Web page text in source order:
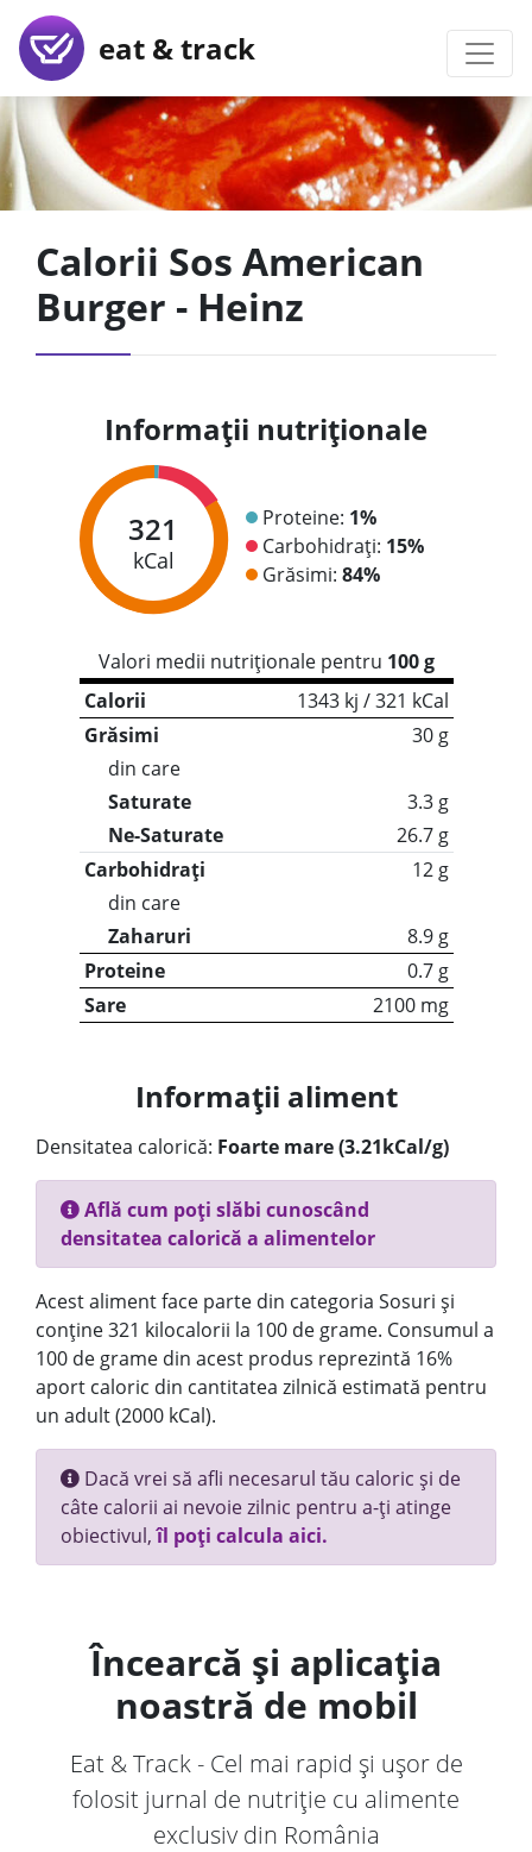
eat & track
Calorii Sos American
Burger - Heinz
Informații nutriționale
321
kCal
Proteine: 1%
Carbohidrați: 15%
Grăsimi: 84%
Valori medii nutriționale pentru 100 g
Calorii
1343 kj / 321 kCal
Grăsimi
30 g
din care
Saturate
3.3 g
Ne-Saturate
26.7 g
Carbohidrați
12 g
din care
Zaharuri
8.9 g
Proteine
0.7 g
Sare
2100 mg
Informații aliment
Densitatea calorică: Foarte mare (3.21kCal/g)
Află cum poți slăbi cunoscând
densitatea calorică a alimentelor
Acest aliment face parte din categoria Sosuri și
conține 321 kilocalorii la 100 de grame. Consumul a
100 de grame din acest produs reprezintă 16%
aport caloric din cantitatea zilnică estimată pentru
un adult (2000 kCal).
Dacă vrei să afli necesarul tău caloric și de
câte calorii ai nevoie zilnic pentru a-ți atinge
obiectivul,îl poți calcula aici.
Încearcă și aplicația
noastră de mobil
Eat & Track - Cel mai rapid și ușor de
folosit jurnal de nutriție cu alimente
exclusiv din România